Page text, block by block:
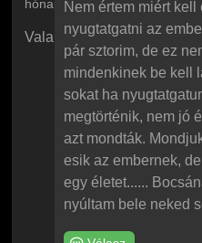
hónap
Valaki
Nem értem miért kell
nyugtatgatni az
pár sztorim, de ez
mindenkinek be kell
sokat ha
megtörténik, nem jó
azt mondták.
esik az embernek,
egy életet......
nyúltam bele neked